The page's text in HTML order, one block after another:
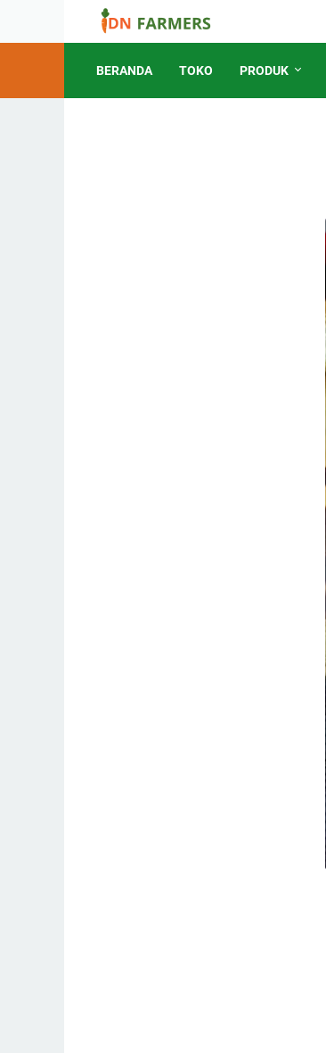
BERANDA TOKO PRODUK